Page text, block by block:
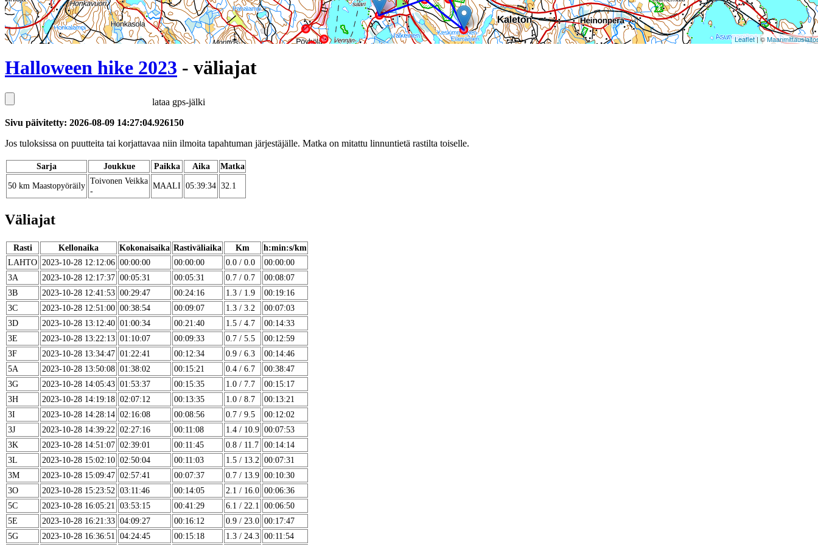
Leaflet| ©
Halloween hike 2023 - väliajat
lataa gps-jälki
Sivu päivitetty: 2026-08-09 14:27:04.926150
Jos tuloksissa on puutteita tai korjattavaa niin ilmoita tapahtuman järjestäjälle. Matka on mitattu linnuntietä rastilta toiselle.
Sarja Joukkue Paikka Aika
Matka
50 km Maastopyöräily Toivonen Veikka
-
MAALI 05:39:34 32.1
Väliajat
Rasti Kellonaika Kokonaisaika Rastiväliaika Km
h:min:s/km
LAHTO 2023-10-28 12:12:06 00:00:00 00:00:00 0.0 / 0.0
00:00:00
3A
2023-10-28 12:17:37 00:05:31 00:05:31 0.7 / 0.7
00:08:07
3B
2023-10-28 12:41:53 00:29:47 00:24:16 1.3 / 1.9
00:19:16
3C
2023-10-28 12:51:00 00:38:54 00:09:07 1.3 / 3.2
00:07:03
3D
2023-10-28 13:12:40 01:00:34 00:21:40 1.5 / 4.7
00:14:33
3E
2023-10-28 13:22:13 01:10:07 00:09:33 0.7 / 5.5
00:12:59
3F
2023-10-28 13:34:47 01:22:41 00:12:34 0.9 / 6.3
00:14:46
5A
2023-10-28 13:50:08 01:38:02 00:15:21 0.4 / 6.7
00:38:47
3G
2023-10-28 14:05:43 01:53:37 00:15:35 1.0 / 7.7
00:15:17
3H
2023-10-28 14:19:18 02:07:12 00:13:35 1.0 / 8.7
00:13:21
3I
2023-10-28 14:28:14 02:16:08 00:08:56 0.7 / 9.5
00:12:02
3J
2023-10-28 14:39:22 02:27:16 00:11:08 1.4 / 10.9 00:07:53
3K
2023-10-28 14:51:07 02:39:01 00:11:45 0.8 / 11.7 00:14:14
3L
2023-10-28 15:02:10 02:50:04 00:11:03 1.5 / 13.2 00:07:31
3M
2023-10-28 15:09:47 02:57:41 00:07:37 0.7 / 13.9 00:10:30
3O
2023-10-28 15:23:52 03:11:46 00:14:05 2.1 / 16.0 00:06:36
5C
2023-10-28 16:05:21 03:53:15 00:41:29 6.1 / 22.1
00:06:50
5E
2023-10-28 16:21:33 04:09:27 00:16:12 0.9 / 23.0 00:17:47
5G
2023-10-28 16:36:51 04:24:45 00:15:18 1.3 / 24.3 00:11:54